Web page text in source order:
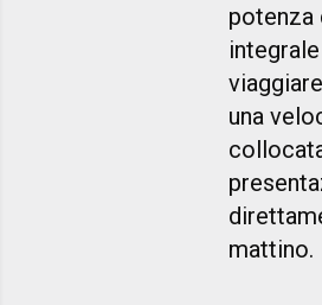
potenza
una
mattino.